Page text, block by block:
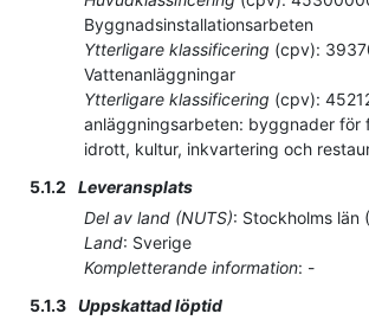
Byggnadsinstallationsarbeten
Ytterligare klassificering (cpv):
Vattenanläggningar
Ytterligare klassificering (cpv):
anläggningsarbeten: byggnader för
idrott, kultur, inkvartering och
5.1.2
Leveransplats
Del av land (NUTS): Stockholms län (
Land: Sverige
Kompletterande information: -
5.1.3 Uppskattad löptid